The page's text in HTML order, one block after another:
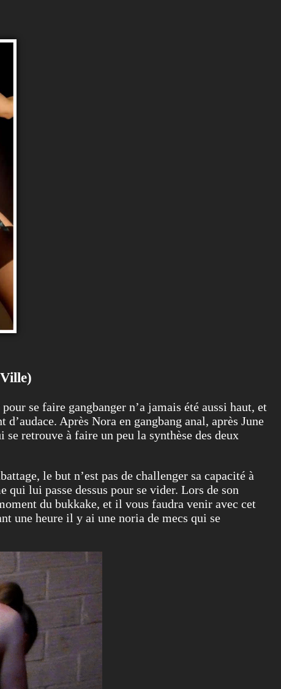
se faire gangbanger n’a jamais été aussi haut, et
Après Nora en gangbang anal, après June
retrouve à faire un peu la synthèse des deux
le but n’est pas de challenger sa capacité à
qui lui passe dessus pour se vider. Lors de son
du bukkake, et il vous faudra venir avec cet
une heure il y ai une noria de mecs qui se